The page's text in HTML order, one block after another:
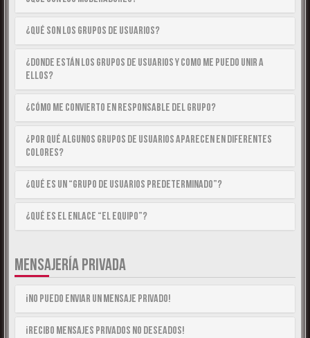
¿Qué son los Grupos de Usuarios?
¿Donde están los Grupos de Usuarios y como me puedo unir a
ellos?
¿Cómo me convierto en Responsable del Grupo?
¿Por qué algunos Grupos de Usuarios aparecen en diferentes
colores?
¿Qué es un “Grupo de Usuarios predeterminado”?
¿Qué es el enlace “El equipo”?
MENSAJERÍA PRIVADA
¡No puedo enviar un mensaje privado!
¡Recibo mensajes privados no deseados!